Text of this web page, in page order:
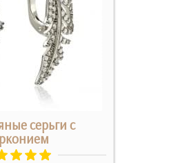
серьги с